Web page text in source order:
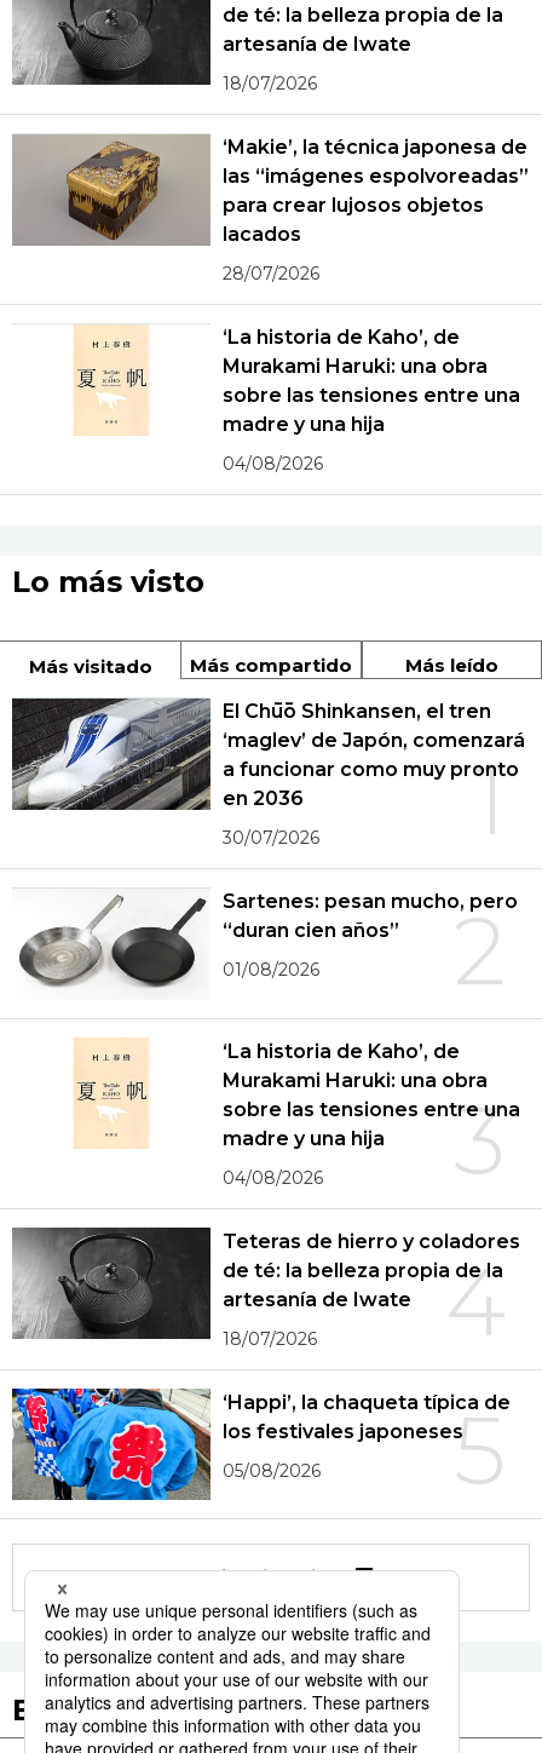
de té: la belleza propia de la
artesanía de Iwate
18/07/2026
‘Makie’, la técnica japonesa de
las “imágenes espolvoreadas”
para crear lujosos objetos
lacados
28/07/2026
‘La historia de Kaho’, de
Murakami Haruki: una obra
sobre las tensiones entre una
madre y una hija
04/08/2026
Lo más visto
Más visitado Más compartido Más leído
1
El Chūō Shinkansen, el tren
‘maglev’ de Japón, comenzará
a funcionar como muy pronto
en 2036
30/07/2026
2
Sartenes: pesan mucho, pero
“duran cien años”
01/08/2026
3
‘La historia de Kaho’, de
Murakami Haruki: una obra
sobre las tensiones entre una
madre y una hija
04/08/2026
4
Teteras de hierro y coladores
de té: la belleza propia de la
artesanía de Iwate
18/07/2026
5
‘Happi’, la chaqueta típica de
los festivales japoneses
05/08/2026
More in this series
Etiquetas destacadas